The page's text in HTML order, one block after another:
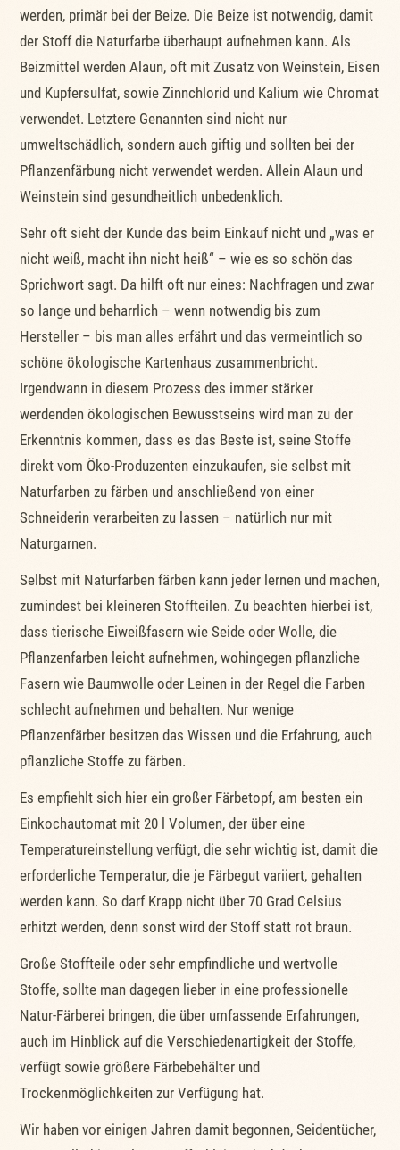
werden, primär bei der Beize. Die Beize ist notwendig, damit
der Stoff die Naturfarbe überhaupt aufnehmen kann. Als
Beizmittel werden Alaun, oft mit Zusatz von Weinstein, Eisen
und Kupfersulfat, sowie Zinnchlorid und Kalium wie Chromat
verwendet. Letztere Genannten sind nicht nur
umweltschädlich, sondern auch giftig und sollten bei der
Pflanzenfärbung nicht verwendet werden. Allein Alaun und
Weinstein sind gesundheitlich unbedenklich.
Sehr oft sieht der Kunde das beim Einkauf nicht und „was er
nicht weiß, macht ihn nicht heiß“ – wie es so schön das
Sprichwort sagt. Da hilft oft nur eines: Nachfragen und zwar
so lange und beharrlich – wenn notwendig bis zum
Hersteller – bis man alles erfährt und das vermeintlich so
schöne ökologische Kartenhaus zusammenbricht.
Irgendwann in diesem Prozess des immer stärker
werdenden ökologischen Bewusstseins wird man zu der
Erkenntnis kommen, dass es das Beste ist, seine Stoffe
direkt vom Öko-Produzenten einzukaufen, sie selbst mit
Naturfarben zu färben und anschließend von einer
Schneiderin verarbeiten zu lassen – natürlich nur mit
Naturgarnen.
Selbst mit Naturfarben färben kann jeder lernen und machen,
zumindest bei kleineren Stoffteilen. Zu beachten hierbei ist,
dass tierische Eiweißfasern wie Seide oder Wolle, die
Pflanzenfarben leicht aufnehmen, wohingegen pflanzliche
Fasern wie Baumwolle oder Leinen in der Regel die Farben
schlecht aufnehmen und behalten. Nur wenige
Pflanzenfärber besitzen das Wissen und die Erfahrung, auch
pflanzliche Stoffe zu färben.
Es empfiehlt sich hier ein großer Färbetopf, am besten ein
Einkochautomat mit 20 l Volumen, der über eine
Temperatureinstellung verfügt, die sehr wichtig ist, damit die
erforderliche Temperatur, die je Färbegut variiert, gehalten
werden kann. So darf Krapp nicht über 70 Grad Celsius
erhitzt werden, denn sonst wird der Stoff statt rot braun.
Große Stoffteile oder sehr empfindliche und wertvolle
Stoffe, sollte man dagegen lieber in eine professionelle
Natur-Färberei bringen, die über umfassende Erfahrungen,
auch im Hinblick auf die Verschiedenartigkeit der Stoffe,
verfügt sowie größere Färbebehälter und
Trockenmöglichkeiten zur Verfügung hat.
Wir haben vor einigen Jahren damit begonnen, Seidentücher,